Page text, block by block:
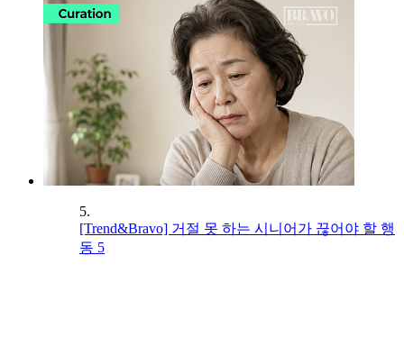
5.
[Trend&Bravo] 거절 못 하는 시니어가 끊어야 할 행
동 5